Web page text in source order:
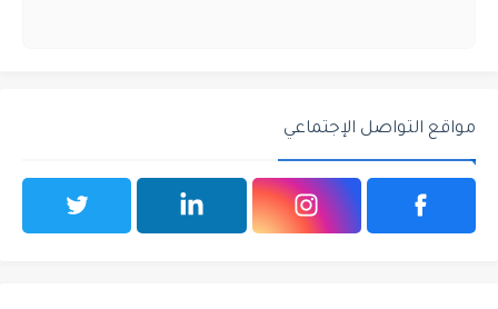
مواقع التواصل الإجتماعي